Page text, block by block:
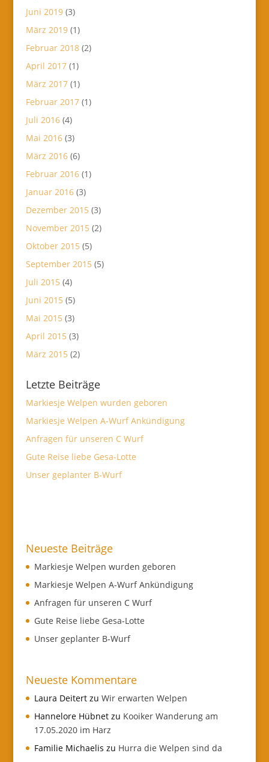
Juni 2019(3)
März 2019(1)
Februar 2018(2)
April 2017(1)
März 2017(1)
Februar 2017(1)
Juli 2016(4)
Mai 2016(3)
März 2016(6)
Februar 2016(1)
Januar 2016(3)
Dezember 2015 (3)
November 2015 (2)
Oktober 2015 (5)
September 2015 (5)
Juli 2015 (4)
Juni 2015 (5)
Mai 2015 (3)
April 2015 (3)
März 2015 (2)
Letzte Beiträge
Markiesje Welpen wurden geboren
Markiesje Welpen A-Wurf Ankündigung
Anfragen für unseren C Wurf
Gute Reise liebe Gesa-Lotte
Unser geplanter B-Wurf
Neueste Beiträge
Markiesje Welpen wurden geboren
Markiesje Welpen A-Wurf Ankündigung
Anfragen für unseren C Wurf
Gute Reise liebe Gesa-Lotte
Unser geplanter B-Wurf
Neueste Kommentare
Laura Deitertzu Wir erwarten Welpen
Hannelore Hübnetzu Kooiker Wanderung am
17.05.2020 im Harz
Familie Michaelis zu Hurra die Welpen sind da